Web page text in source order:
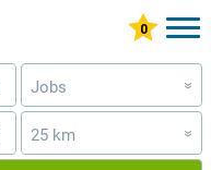
Jobs »
25 km »